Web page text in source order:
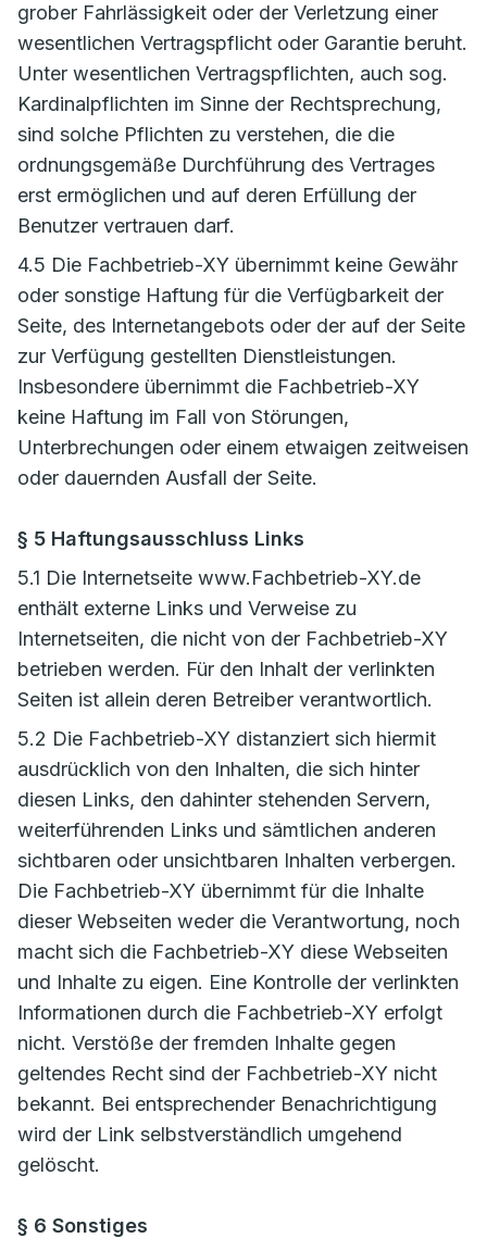
grober Fahrlässigkeit oder der Verletzung einer
wesentlichen Vertragspflicht oder Garantie beruht.
Unter wesentlichen Vertragspflichten, auch sog.
Kardinalpflichten im Sinne der Rechtsprechung,
sind solche Pflichten zu verstehen, die die
ordnungsgemäße Durchführung des Vertrages
erst ermöglichen und auf deren Erfüllung der
Benutzer vertrauen darf.
4.5 Die Fachbetrieb-XY übernimmt keine Gewähr
oder sonstige Haftung für die Verfügbarkeit der
Seite, des Internetangebots oder der auf der Seite
zur Verfügung gestellten Dienstleistungen.
Insbesondere übernimmt die Fachbetrieb-XY
keine Haftung im Fall von Störungen,
Unterbrechungen oder einem etwaigen zeitweisen
oder dauernden Ausfall der Seite.
§ 5 Haftungsausschluss Links
5.1 Die Internetseite www.Fachbetrieb-XY.de
enthält externe Links und Verweise zu
Internetseiten, die nicht von der Fachbetrieb-XY
betrieben werden. Für den Inhalt der verlinkten
Seiten ist allein deren Betreiber verantwortlich.
5.2 Die Fachbetrieb-XY distanziert sich hiermit
ausdrücklich von den Inhalten, die sich hinter
diesen Links, den dahinter stehenden Servern,
weiterführenden Links und sämtlichen anderen
sichtbaren oder unsichtbaren Inhalten verbergen.
Die Fachbetrieb-XY übernimmt für die Inhalte
dieser Webseiten weder die Verantwortung, noch
macht sich die Fachbetrieb-XY diese Webseiten
und Inhalte zu eigen. Eine Kontrolle der verlinkten
Informationen durch die Fachbetrieb-XY erfolgt
nicht. Verstöße der fremden Inhalte gegen
geltendes Recht sind der Fachbetrieb-XY nicht
bekannt. Bei entsprechender Benachrichtigung
wird der Link selbstverständlich umgehend
gelöscht.
§ 6 Sonstiges